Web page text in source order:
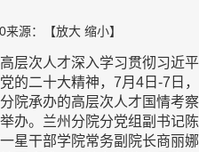
来源： 【放大 缩小】
层次人才深入学习贯彻习近平
的二十大精神， 7月 4 日 -7 日，
院承办的高层次人才国情考察
办。兰州分院分党组副书记陈
星干部学院常务副院长商丽娜